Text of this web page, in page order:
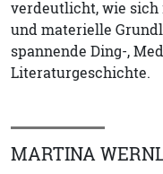
verdeutlicht, wie sich
und materielle
spannende Ding-,
Literaturgeschichte.
MARTINA